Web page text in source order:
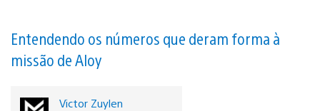
Entendendo os números que deram forma à
missão de Aloy
Victor Zuylen